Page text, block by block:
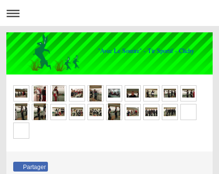
"Avec Le Sourire" - Tir Sportif - Clichy
Partager